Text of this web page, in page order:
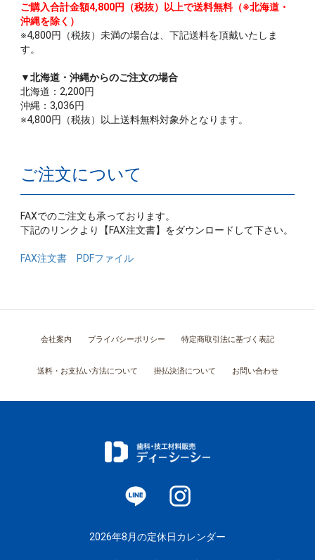
ご購入合計金額4,800円（税抜）以上で送料無料（※北海道・
沖縄を除く）
※4,800円（税抜）未満の場合は、下記送料を頂戴いたしま
す。
▼北海道・沖縄からのご注文の場合
北海道：2,200円
沖縄：3,036円
※4,800円（税抜）以上送料無料対象外となります。
ご注文について
FAXでのご注文も承っております。
下記のリンクより【FAX注文書】をダウンロードして下さい。
FAX注文書 PDFファイル
会社案内 プライバシーポリシー 特定商取引法に基づく表記
送料・お支払い方法について 掛払決済について お問い合わせ
2026年8月の定休日カレンダー